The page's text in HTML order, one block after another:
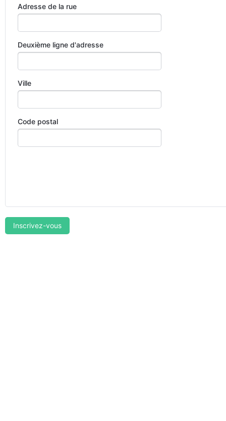
Adresse de la rue
Deuxième ligne d'adresse
Ville
Code postal